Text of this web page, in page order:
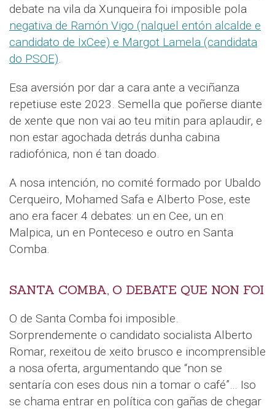
debate na vila da Xunqueira foi imposible pola
negativa de Ramón Vigo (nalquel entón alcalde e
candidato de IxCee) e Margot Lamela (candidata
do PSOE).
Esa aversión por dar a cara ante a veciñanza
repetiuse este 2023. Semella que poñerse diante
de xente que non vai ao teu mitin para aplaudir, e
non estar agochada detrás dunha cabina
radiofónica, non é tan doado.
A nosa intención, no comité formado por Ubaldo
Cerqueiro, Mohamed Safa e Alberto Pose, este
ano era facer 4 debates: un en Cee, un en
Malpica, un en Ponteceso e outro en Santa
Comba.
SANTA COMBA, O DEBATE QUE NON FOI
O de Santa Comba foi imposible.
Sorprendemente o candidato socialista Alberto
Romar, rexeitou de xeito brusco e incomprensible
a nosa oferta, argumentando que “non se
sentaría con eses dous nin a tomar o café”… Iso
se chama entrar en política con gañas de chegar